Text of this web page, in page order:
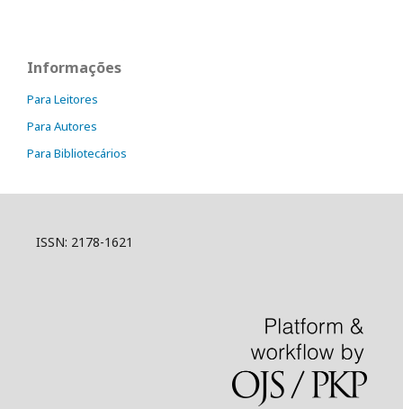
Informações
Para Leitores
Para Autores
Para Bibliotecários
ISSN: 2178-1621